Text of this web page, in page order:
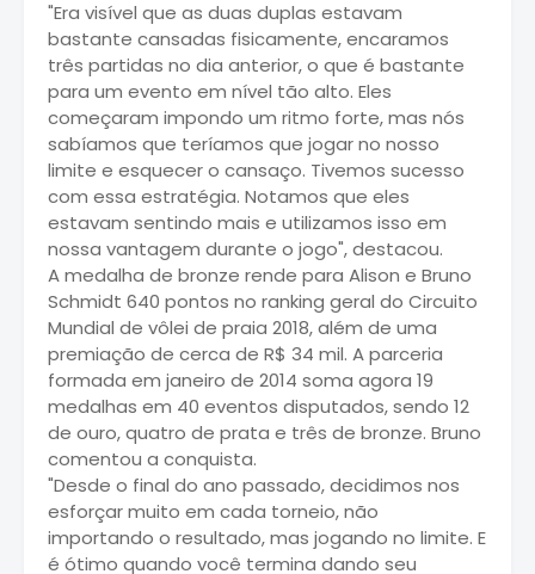
"Era visível que as duas duplas estavam
bastante cansadas fisicamente, encaramos
três partidas no dia anterior, o que é bastante
para um evento em nível tão alto. Eles
começaram impondo um ritmo forte, mas nós
sabíamos que teríamos que jogar no nosso
limite e esquecer o cansaço. Tivemos sucesso
com essa estratégia. Notamos que eles
estavam sentindo mais e utilizamos isso em
nossa vantagem durante o jogo", destacou.
A medalha de bronze rende para Alison e Bruno
Schmidt 640 pontos no ranking geral do Circuito
Mundial de vôlei de praia 2018, além de uma
premiação de cerca de R$ 34 mil. A parceria
formada em janeiro de 2014 soma agora 19
medalhas em 40 eventos disputados, sendo 12
de ouro, quatro de prata e três de bronze. Bruno
comentou a conquista.
"Desde o final do ano passado, decidimos nos
esforçar muito em cada torneio, não
importando o resultado, mas jogando no limite. E
é ótimo quando você termina dando seu